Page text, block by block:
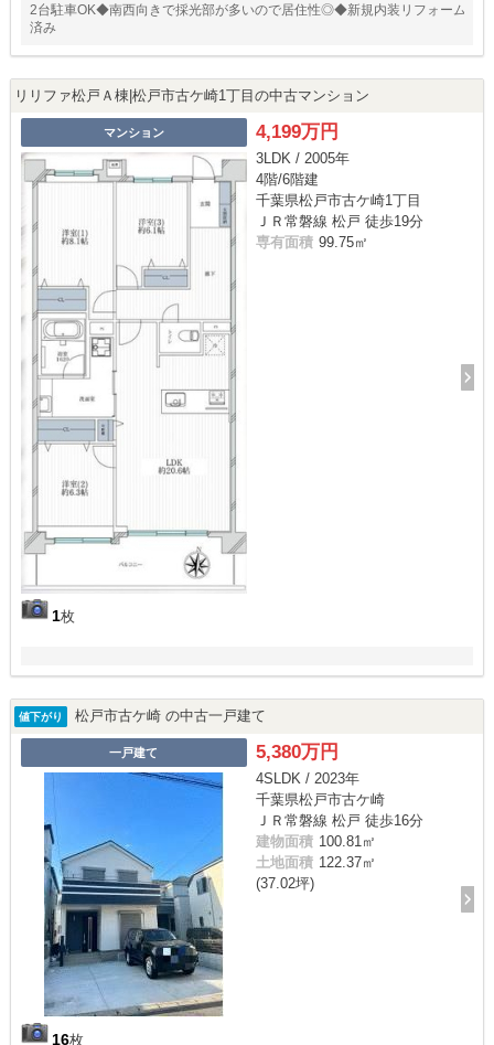
2台駐車OK◆南西向きで採光部が多いので居住性◎◆新規内装リフォーム
済み
リリファ松戸Ａ棟|松戸市古ケ崎1丁目の中古マンション
マンション
1枚
4,199万円
3LDK / 2005年
4階/6階建
千葉県松戸市古ケ崎1丁目
ＪＲ常磐線 松戸 徒歩19分
専有面積 99.75㎡
値下がり 松戸市古ケ崎 の中古一戸建て
一戸建て
16枚
5,380万円
4SLDK / 2023年
千葉県松戸市古ケ崎
ＪＲ常磐線 松戸 徒歩16分
建物面積 100.81㎡
土地面積 122.37㎡
(37.02坪)